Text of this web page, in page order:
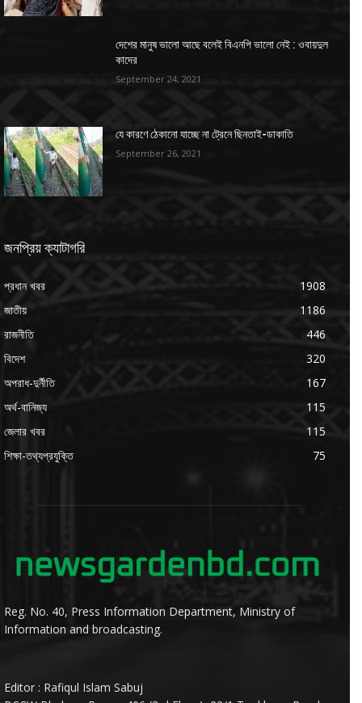
দেশের মানুষ ভালো আছে বলেই বিএনপি ভালো নেই : ওবায়দুল
কাদের
September 24, 2021
যে কারণে ঠেকানো যাচ্ছে না ট্রেনে ছিনতাই-ডাকাতি
September 26, 2021
জনপ্রিয় ক্যাটাগরি
প্রধান খবর
1908
জাতীয়
1186
রাজনীতি
446
বিদেশ
320
অপরাধ-দুর্নীতি
167
অর্থ-বানিজ্য
115
জেলার খবর
115
শিক্ষা-তথ্যপ্রযুক্তি
75
Reg. No. 40, Press Information Department, Ministry of
Information and broadcasting.
Editor : Rafiqul Islam Sabuj